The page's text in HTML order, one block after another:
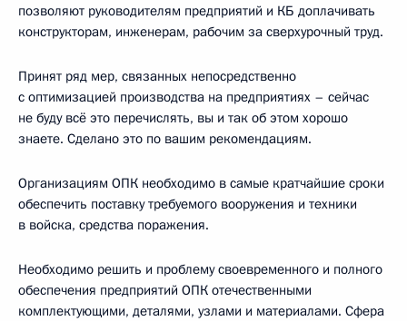
позволяют руководителям предприятий и КБ доплачивать
конструкторам, инженерам, рабочим за сверхурочный труд.
Принят ряд мер, связанных непосредственно
с оптимизацией производства на предприятиях – сейчас
не буду всё это перечислять, вы и так об этом хорошо
знаете. Сделано это по вашим рекомендациям.
Организациям ОПК необходимо в самые кратчайшие сроки
обеспечить поставку требуемого вооружения и техники
в войска, средства поражения.
Необходимо решить и проблему своевременного и полного
обеспечения предприятий ОПК отечественными
комплектующими, деталями, узлами и материалами. Сфера